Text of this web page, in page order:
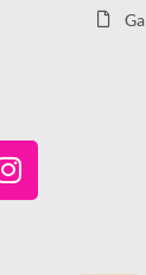
Instagram